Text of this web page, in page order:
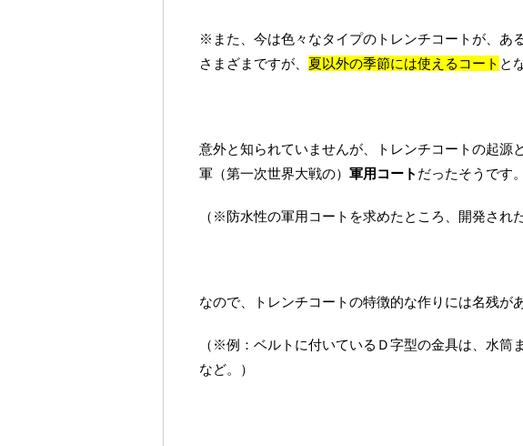
※また、今は色々なタイプのトレンチコートが、あ
さまざまですが、 夏以外の季節には使えるコート と
意外と知られていませんが、トレンチコートの起源
軍（第一次世界大戦の） 軍用コート だったそうです。
（※防水性の軍用コートを求めたところ、開発された
なので、トレンチコートの特徴的な作りには名残が
（※例：ベルトに付いているＤ字型の金具は、水筒
など。）